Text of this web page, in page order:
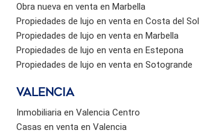
Obra nueva en venta en Marbella
Propiedades de lujo en venta en Costa del Sol
Propiedades de lujo en venta en Marbella
Propiedades de lujo en venta en Estepona
Propiedades de lujo en venta en Sotogrande
valencia
Inmobiliaria en Valencia Centro
Casas en venta en Valencia